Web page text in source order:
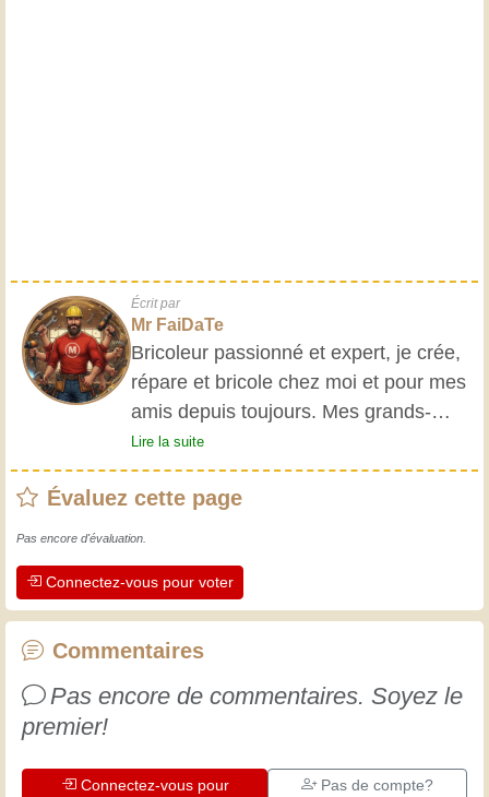
Écrit par
Mr FaiDaTe
Bricoleur passionné et expert, je crée,
répare et bricole chez moi et pour mes
amis depuis toujours. Mes grands-
parents m'ont initié très jeune, et
depuis, j'ai acquis une riche expérience.
L'expérience est essentielle ! Elle nous
professionnels. Apprenons ensemble ;
chaque jour est une occasion de
progresser. Amusez-vous bien !
Lire la suite
Évaluez cette page
Pas encore d'évaluation.
Connectez-vous pour voter
Commentaires
Pas encore de commentaires. Soyez le
premier!
Connectez-vous pour
Pas de compte?